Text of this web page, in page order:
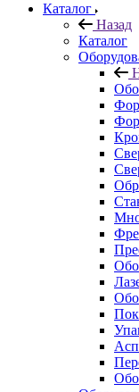
Каталог
Назад
Каталог